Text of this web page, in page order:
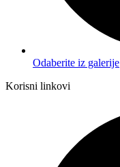
Odaberite iz galerije
Korisni linkovi